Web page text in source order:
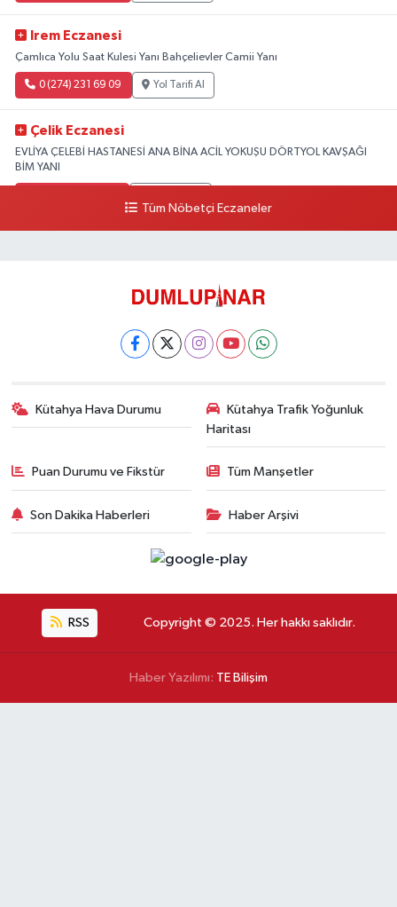
Irem Eczanesi
Çamlıca Yolu Saat Kulesi Yanı Bahçelievler Camii Yanı
0 (274) 231 69 09 Yol Tarifi Al
Çelik Eczanesi
EVLİYA ÇELEBİ HASTANESİ ANA BİNA ACİL YOKUŞU DÖRTYOL KAVŞAĞI
BİM YANI
Tüm Nöbetçi Eczaneler
Kütahya Hava Durumu
Kütahya Trafik Yoğunluk
Haritası
Puan Durumu ve Fikstür Tüm Manşetler
Son Dakika Haberleri Haber Arşivi
RSS Copyright © 2025. Her hakkı saklıdır.
Haber Yazılımı: TE Bilişim